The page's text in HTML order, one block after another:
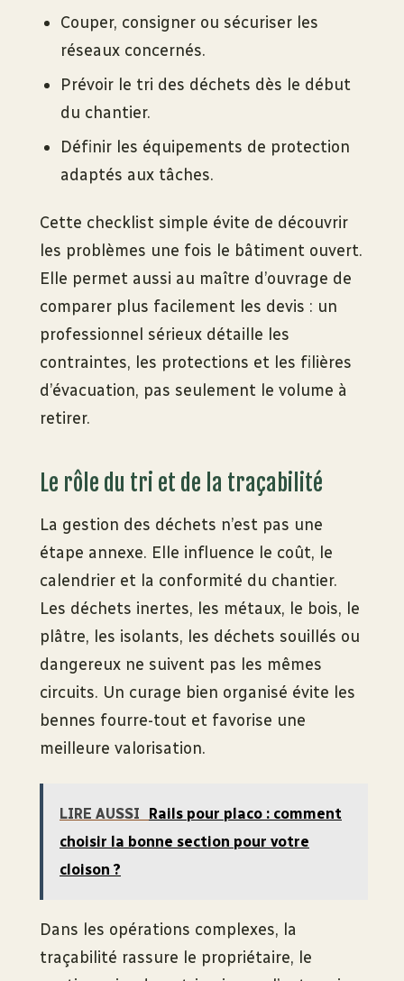
Couper, consigner ou sécuriser les
réseaux concernés.
Prévoir le tri des déchets dès le début
du chantier.
Définir les équipements de protection
adaptés aux tâches.
Cette checklist simple évite de découvrir
les problèmes une fois le bâtiment ouvert.
Elle permet aussi au maître d’ouvrage de
comparer plus facilement les devis : un
professionnel sérieux détaille les
contraintes, les protections et les filières
d’évacuation, pas seulement le volume à
retirer.
Le rôle du tri et de la traçabilité
La gestion des déchets n’est pas une
étape annexe. Elle influence le coût, le
calendrier et la conformité du chantier.
Les déchets inertes, les métaux, le bois, le
plâtre, les isolants, les déchets souillés ou
dangereux ne suivent pas les mêmes
circuits. Un curage bien organisé évite les
bennes fourre-tout et favorise une
meilleure valorisation.
LIRE AUSSI
Rails pour placo : comment
choisir la bonne section pour votre
cloison ?
Dans les opérations complexes, la
traçabilité rassure le propriétaire, le